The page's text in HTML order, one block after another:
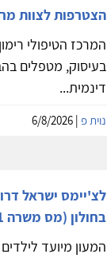
הצטרפות לצוות
המרכז הטיפולי
בעיסוק, מטפלים
דינמית...
נוית פ
לצ'יימס ישראל
בחולון (מס משרה 641)